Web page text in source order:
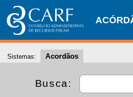
Sistemas: Acordãos
Busca: